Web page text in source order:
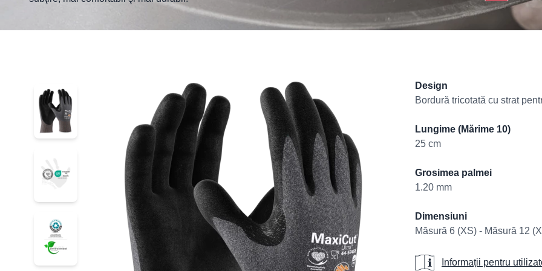
44-5745E
44-5745E
Product
Design
Bordură tricotată cu strat
Lungime (Mărime 10)
25 cm
Grosimea palmei
1.20 mm
Dimensiuni
Măsură 6 (XS) - Măsură 12
Informații pentru
Informații pentru